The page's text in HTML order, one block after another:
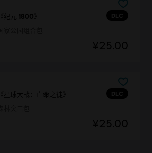
DLC
《纪元 1800》
¥25.00
DLC
《星球大战：亡命之徒》
¥25.00